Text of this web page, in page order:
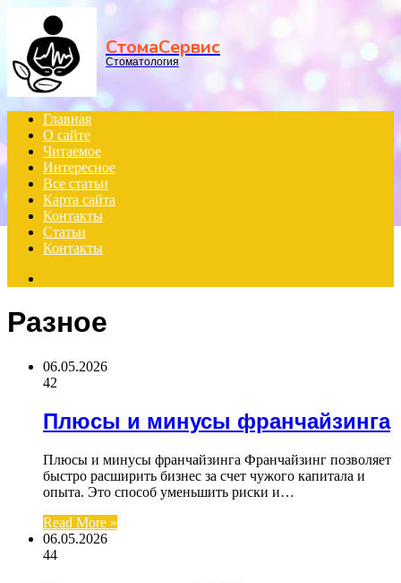
СтомаСервис
Стоматология
Главная
О сайте
Читаемое
Интересное
Все статьи
Карта сайта
Контакты
Статьи
Контакты
Разное
06.05.2026
42
Плюсы и минусы франчайзинга
Плюсы и минусы франчайзинга Франчайзинг позволяет
быстро расширить бизнес за счет чужого капитала и
опыта. Это способ уменьшить риски и…
Read More »
06.05.2026
44